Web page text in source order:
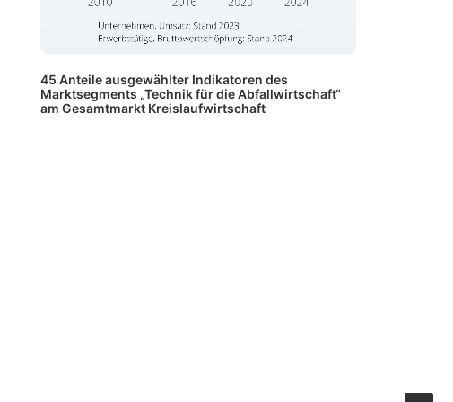
45 Anteile ausgewählter Indikatoren des
Marktsegments „Technik für die Abfallwirtschaft“
am Gesamtmarkt Kreislaufwirtschaft